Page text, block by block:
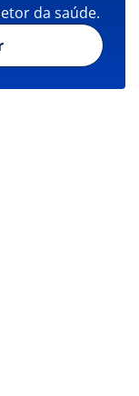
da saúde.